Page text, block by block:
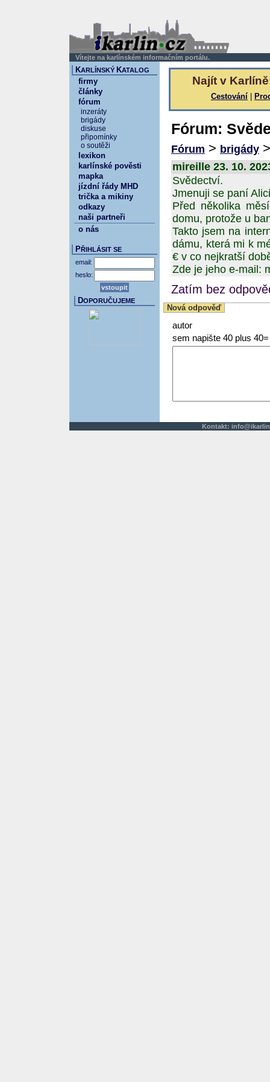
Vítejte na karlínském informačním portálu.
Najít v
Cestování
Fórum:
Fórum > brigády
mireille 23. 10.
Svědectví.
Jmenuji se paní
Před několika
domu, protože u
Takto jsem na
dámu, která mi k
€ v co nejkratší
Zde je jeho e-mail:
Zatím bez
Nová odpověď
autor
sem napište 40 plus 40=
KARLÍNSKÝ KATALOG
firmy
články
fórum
inzeráty
brigády
diskuse
připomínky
o soutěži
lexikon
karlínské pověsti
mapka
jízdní řády MHD
trička a mikiny
odkazy
naši partneři
o nás
PŘIHLÁSIT SE
email:
heslo:
DOPORUČUJEME
Kontakt: